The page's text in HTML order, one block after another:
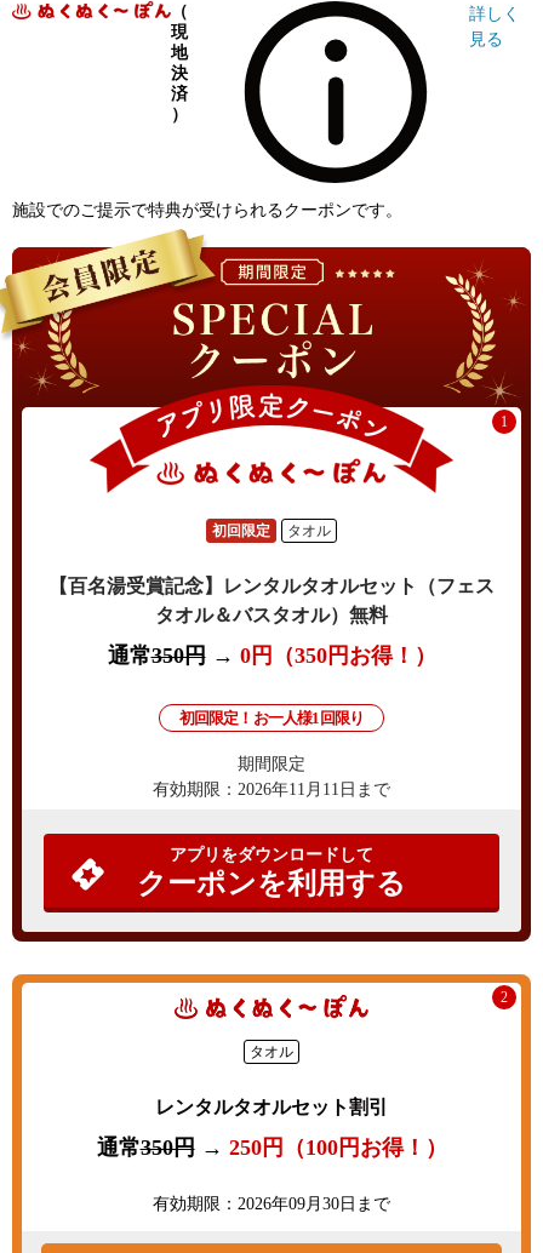
（
現
地
決
済
）
詳しく
見る
施設でのご提示で特典が受けられるクーポンです。
1
初回限定 タオル
【百名湯受賞記念】レンタルタオルセット（フェス
タオル＆バスタオル）無料
通常350円→ 0円（350円お得！）
初回限定！お一人様1回限り
期間限定
有効期限：2026年11月11日まで
アプリをダウンロードして
クーポンを利用する
2
タオル
レンタルタオルセット割引
通常350円→ 250円（100円お得！）
有効期限：2026年09月30日まで